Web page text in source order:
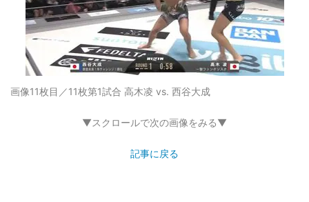
画像11枚目／11枚第1試合 高木凌 vs. 西谷大成
▼スクロールで次の画像をみる▼
記事に戻る